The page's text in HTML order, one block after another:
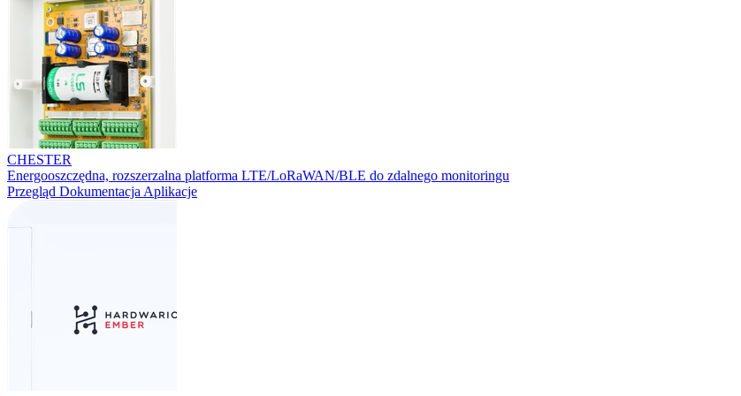
CHESTER
Energooszczędna, rozszerzalna platforma LTE/LoRaWAN/BLE do zdalnego monitoringu
Przegląd Dokumentacja Aplikacje